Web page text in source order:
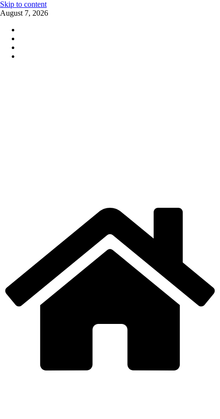
Skip to content
August 7, 2026